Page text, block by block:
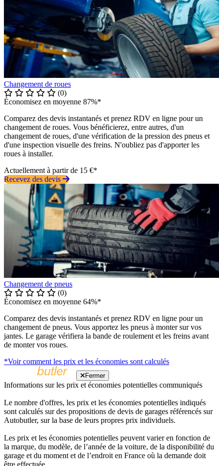
Changement de roues
(0)
Économisez en moyenne 87%*
Comparez des devis instantanés et prenez RDV en ligne pour un
changement de roues. Vous bénéficierez, entre autres, d'un
changement de roues, d'une vérification de la pression des pneus et
d'une inspection visuelle des freins. N'oubliez pas d'apporter les
roues à installer.
Actuellement à partir de 15 €*
Recevez des devis
Changement de pneus
(0)
Économisez en moyenne 64%*
Comparez des devis instantanés et prenez RDV en ligne pour un
changement de pneus. Vous apportez les pneus à monter sur vos
jantes. Le garage vérifiera la bande de roulement et les freins avant
de monter vos roues.
*Voir comment les prix et les économies sont calculés
Fermer
Informations sur les prix et économies potentielles communiqués
Le nombre d'offres, les prix et les économies potentielles indiqués
sont calculés sur des propositions de devis de garages référencés sur
Autobutler, sur la base de leurs propres prix individuels.
Les prix et les économies potentielles peuvent varier en fonction de
la marque, du modèle, de l’année de la voiture, de la disponibilité du
garage et du moment et de l’endroit en France où la demande doit
être effectuée.